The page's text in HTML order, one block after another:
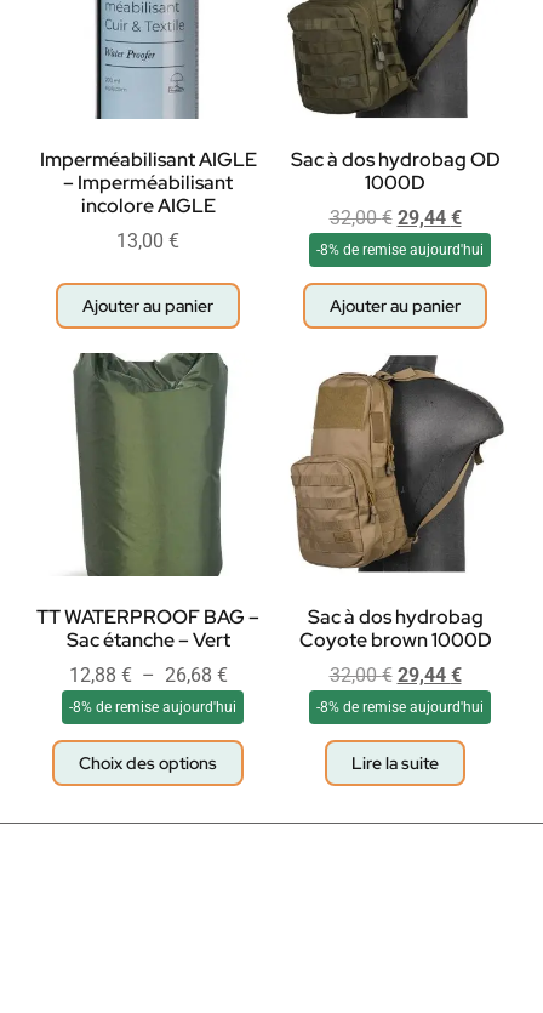
Imperméabilisant AIGLE
– Imperméabilisant
incolore AIGLE
13,00 €
Ajouter au panier
Sac à dos hydrobag OD
1000D
32,00€ 29,44 €
-8% de remise aujourd'hui
Ajouter au panier
TT WATERPROOF BAG –
Sac étanche – Vert
12,88 € – 26,68 €
-8% de remise aujourd'hui
Choix des options
Sac à dos hydrobag
Coyote brown 1000D
32,00€ 29,44 €
-8% de remise aujourd'hui
Lire la suite